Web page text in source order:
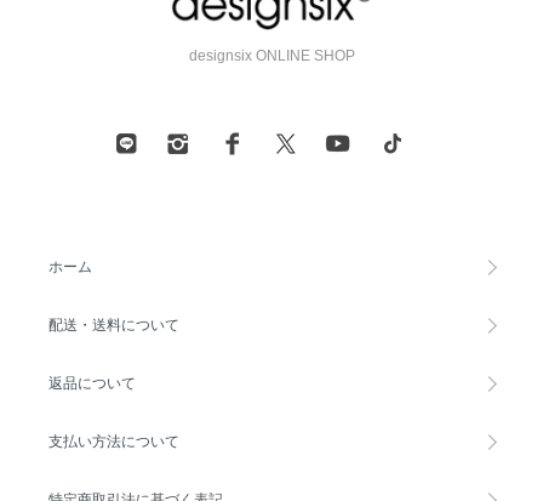
designsix ONLINE SHOP
ホーム
配送・送料について
返品について
支払い方法について